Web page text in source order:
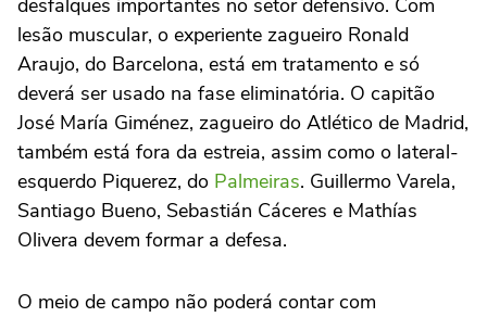
desfalques importantes no setor defensivo. Com
lesão muscular, o experiente zagueiro Ronald
Araujo, do Barcelona, está em tratamento e só
deverá ser usado na fase eliminatória. O capitão
José María Giménez, zagueiro do Atlético de Madrid,
também está fora da estreia, assim como o lateral-
esquerdo Piquerez, do Palmeiras. Guillermo Varela,
Santiago Bueno, Sebastián Cáceres e Mathías
Olivera devem formar a defesa.
O meio de campo não poderá contar com